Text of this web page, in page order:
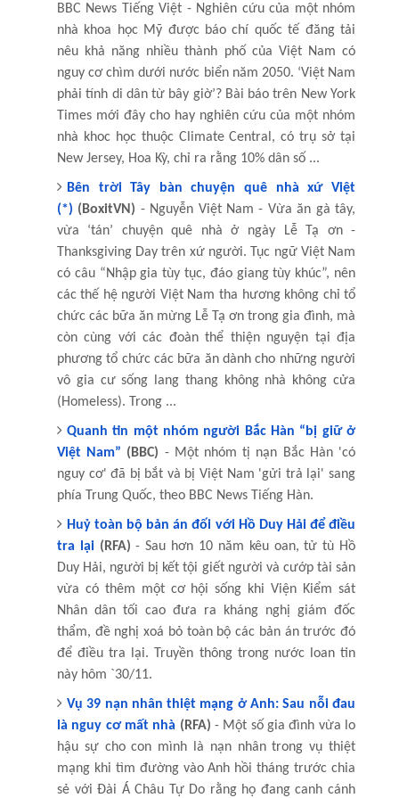
BBC News Tiếng Việt - Nghiên cứu của một nhóm
nhà khoa học Mỹ được báo chí quốc tế đăng tải
nêu khả năng nhiều thành phố của Việt Nam có
nguy cơ chìm dưới nước biển năm 2050. ‘Việt Nam
phải tính di dân từ bây giờ’? Bài báo trên New York
Times mới đây cho hay nghiên cứu của một nhóm
nhà khoc học thuộc Climate Central, có trụ sở tại
New Jersey, Hoa Kỳ, chỉ ra rằng 10% dân số ...
Bên trời Tây bàn chuyện quê nhà xứ Việt
(*) (BoxitVN) - Nguyễn Việt Nam - Vừa ăn gà tây,
vừa ‘tán’ chuyện quê nhà ở ngày Lễ Tạ ơn -
Thanksgiving Day trên xứ người. Tục ngữ Việt Nam
có câu “Nhập gia tùy tục, đáo giang tùy khúc”, nên
các thế hệ người Việt Nam tha hương không chỉ tổ
chức các bữa ăn mừng Lễ Tạ ơn trong gia đình, mà
còn cùng với các đoàn thể thiện nguyện tại địa
phương tổ chức các bữa ăn dành cho những người
vô gia cư sống lang thang không nhà không cửa
(Homeless). Trong ...
Quanh tin một nhóm người Bắc Hàn “bị giữ ở
Việt Nam” (BBC) - Một nhóm tị nạn Bắc Hàn 'có
nguy cơ' đã bị bắt và bị Việt Nam 'gửi trả lại' sang
phía Trung Quốc, theo BBC News Tiếng Hàn.
Huỷ toàn bộ bản án đối với Hồ Duy Hải để điều
tra lại(RFA) - Sau hơn 10 năm kêu oan, tử tù Hồ
Duy Hải, người bị kết tội giết người và cướp tài sản
vừa có thêm một cơ hội sống khi Viện Kiểm sát
Nhân dân tối cao đưa ra kháng nghị giám đốc
thẩm, đề nghị xoá bỏ toàn bộ các bản án trước đó
để điều tra lại. Truyền thông trong nước loan tin
này hôm `30/11.
Vụ 39 nạn nhân thiệt mạng ở Anh: Sau nỗi đau
là nguy cơ mất nhà (RFA) - Một số gia đình vừa lo
hậu sự cho con mình là nạn nhân trong vụ thiệt
mạng khi tìm đường vào Anh hồi tháng trước chia
sẻ với Đài Á Châu Tự Do rằng họ đang canh cánh